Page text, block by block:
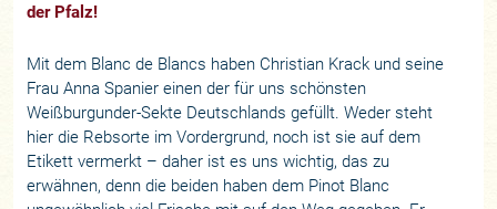
der Pfalz!
Mit dem Blanc de Blancs haben Christian Krack und seine
Frau Anna Spanier einen der für uns schönsten
Weißburgunder-Sekte Deutschlands gefüllt. Weder steht
hier die Rebsorte im Vordergrund, noch ist sie auf dem
Etikett vermerkt – daher ist es uns wichtig, das zu
erwähnen, denn die beiden haben dem Pinot Blanc